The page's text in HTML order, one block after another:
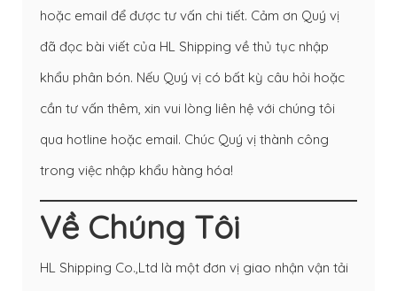
hoặc email để được tư vấn chi tiết. Cảm ơn Quý vị
đã đọc bài viết của HL Shipping về thủ tục nhập
khẩu phân bón. Nếu Quý vị có bất kỳ câu hỏi hoặc
cần tư vấn thêm, xin vui lòng liên hệ với chúng tôi
qua hotline hoặc email. Chúc Quý vị thành công
trong việc nhập khẩu hàng hóa!
Về Chúng Tôi
HL Shipping Co.,Ltd là một đơn vị giao nhận vận tải